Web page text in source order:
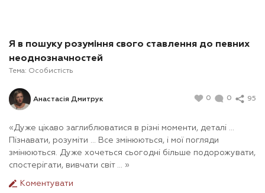
Я в пошуку розуміння свого ставлення до певних
неоднозначностей
Тема: Особистість
Анастасія Дмитрук 0 0 95
«Дуже цікаво заглиблюватися в різні моменти, деталі ...
Пізнавати, розуміти ... Все змінюються, і мої погляди
змінюються. Дуже хочеться сьогодні більше подорожувати,
спостерігати, вивчати світ ... »
Коментувати